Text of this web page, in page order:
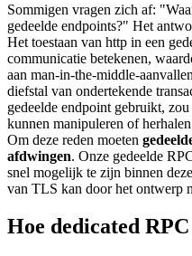
Sommigen vragen zich af:
gedeelde endpoints?" Het
Het toestaan van http in een
communicatie betekenen,
aan man-in-the-middle-
diefstal van ondertekende
gedeelde endpoint gebruikt,
kunnen manipuleren of
Om deze reden moeten
afdwingen. Onze gedeelde
snel mogelijk te zijn binnen
van TLS kan door het ontwerp
Hoe dedicated